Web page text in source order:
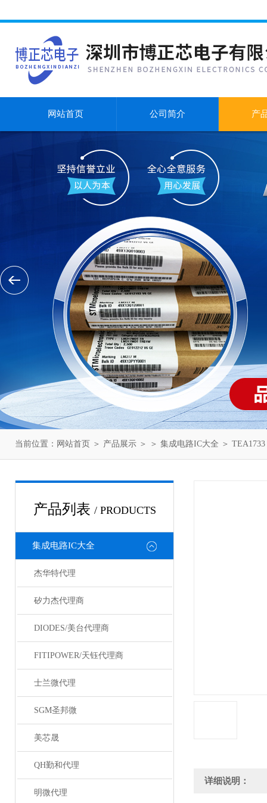
网站首页 公司简介 产
当前位置： 网站首页 ＞ 产品展示 ＞ ＞ 集成电路IC大全 ＞ TEA1733
产品列表 / PRODUCTS
集成电路IC大全
杰华特代理
矽力杰代理商
DIODES/美台代理商
FITIPOWER/天钰代理商
士兰微代理
SGM圣邦微
美芯晟
QH勤和代理
明微代理
详细说明：